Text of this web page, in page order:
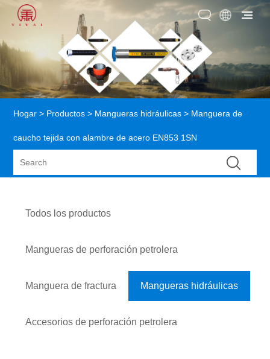
Hogar > Productos > Mangueras hidráulicas > Manguera de
caucho tejida con alambre de acero EN853 1SN
Todos los productos
Mangueras de perforación petrolera
Manguera de fractura Mangueras hidráulicas
Accesorios de perforación petrolera